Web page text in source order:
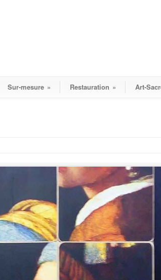
Sur-mesure » Restauration » Art-